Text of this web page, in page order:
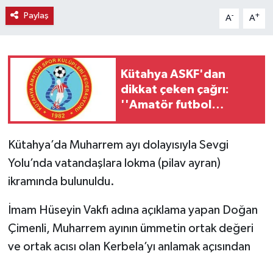
Paylaş A- A+
Kütahya ASKF'dan
dikkat çeken çağrı:
''Amatör futbol
Kütahya’da Muharrem ayı dolayısıyla Sevgi
Yolu’nda vatandaşlara lokma (pilav ayran)
ikramında bulunuldu.
İmam Hüseyin Vakfı adına açıklama yapan Doğan
Çimenli, Muharrem ayının ümmetin ortak değeri
ve ortak acısı olan Kerbela’yı anlamak açısından
Siyaset
Teknoloji
Vasıta
Yaşam